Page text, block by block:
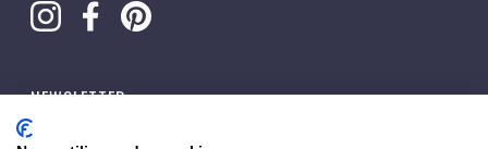
NEWSLETTER